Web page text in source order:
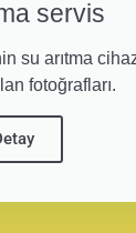
servis
su arıtma
fotoğrafları.